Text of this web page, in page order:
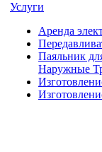
Услуги
Аренда
Паяльник
Наружные